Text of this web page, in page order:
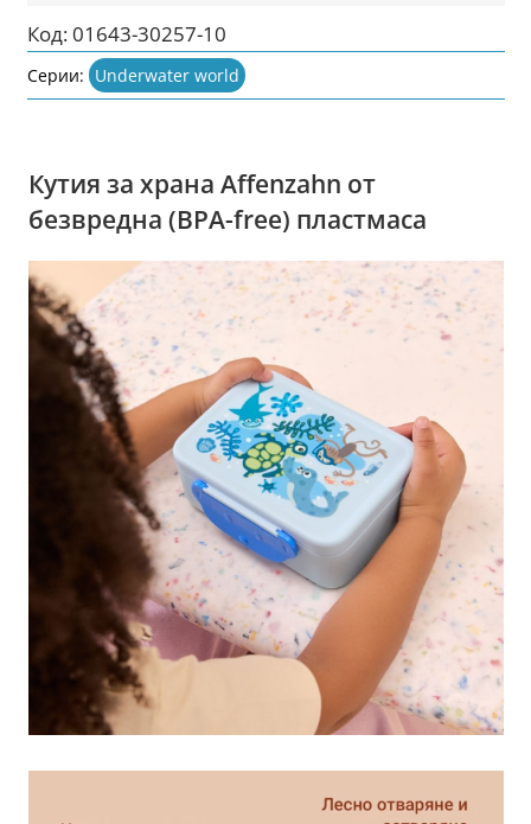
Код:01643-30257-10
Серии: Underwater world
Кутия за храна Affenzahn от
безвредна (BPA-free) пластмаса